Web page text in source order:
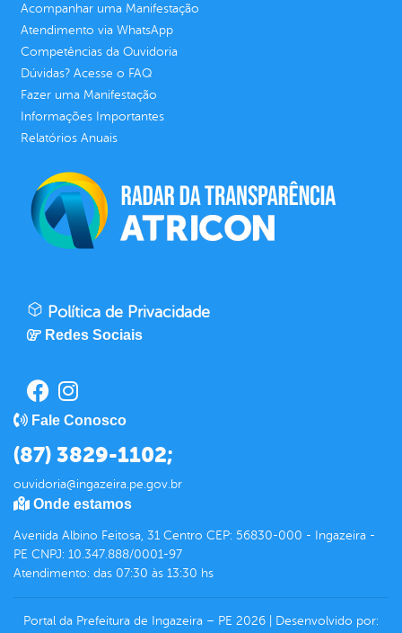
Acompanhar uma Manifestação
Atendimento via WhatsApp
Competências da Ouvidoria
Dúvidas? Acesse o FAQ
Fazer uma Manifestação
Informações Importantes
Relatórios Anuais
Política de Privacidade
Redes Sociais
Fale Conosco
(87) 3829-1102;
ouvidoria@ingazeira.pe.gov.br
Onde estamos
Avenida Albino Feitosa, 31 Centro CEP: 56830-000 - Ingazeira -
PE CNPJ: 10.347.888/0001-97
Atendimento: das 07:30 às 13:30 hs
Portal da Prefeitura de Ingazeira – PE 2026
Desenvolvido por: